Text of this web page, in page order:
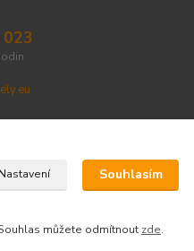
Upravit sběr cookies.
Nastavení Souhlasím
můžete odmítnout zde.